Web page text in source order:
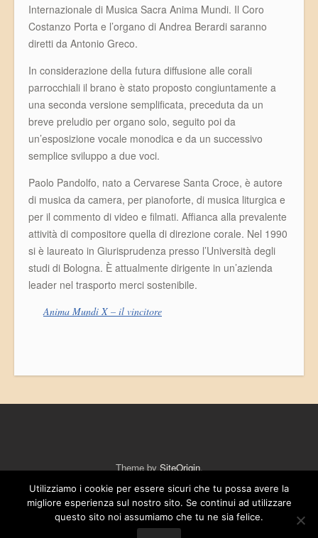
Internazionale di Musica Sacra Anima Mundi. Il Coro
Costanzo Porta e l’organo di Andrea Berardi saranno
diretti da Antonio Greco.
In considerazione della futura diffusione alle corali
parrocchiali il brano è stato proposto congiuntamente a
una seconda versione semplificata, preceduta da un
breve preludio per organo solo, seguito poi da
un’esposizione vocale monodica e da un successivo
semplice sviluppo a due voci.
Paolo Pandolfo, nato a Cervarese Santa Croce, è autore
di musica da camera, per pianoforte, di musica liturgica e
per il commento di video e filmati. Affianca alla prevalente
attività di compositore quella di direzione corale. Nel 1990
si è laureato in Giurisprudenza presso l’Università degli
studi di Bologna. È attualmente dirigente in un’azienda
leader nel trasporto merci sostenibile.
Anima Mundi X – il vincitore
Theme bySiteOrigin.
Utilizziamo i cookie per essere sicuri che tu possa avere la
migliore esperienza sul nostro sito. Se continui ad utilizzare
questo sito noi assumiamo che tu ne sia felice.